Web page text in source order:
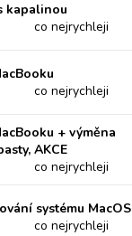
kapalinou
co nejrychleji
co nejrychleji
+ výměna
AKCE
co nejrychleji
systému MacOS
co nejrychleji